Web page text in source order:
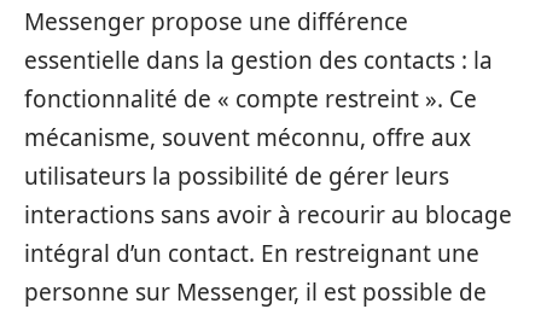
Messenger propose une différence
essentielle dans la gestion des contacts : la
fonctionnalité de « compte restreint ». Ce
mécanisme, souvent méconnu, offre aux
utilisateurs la possibilité de gérer leurs
interactions sans avoir à recourir au blocage
intégral d’un contact. En restreignant une
personne sur Messenger, il est possible de